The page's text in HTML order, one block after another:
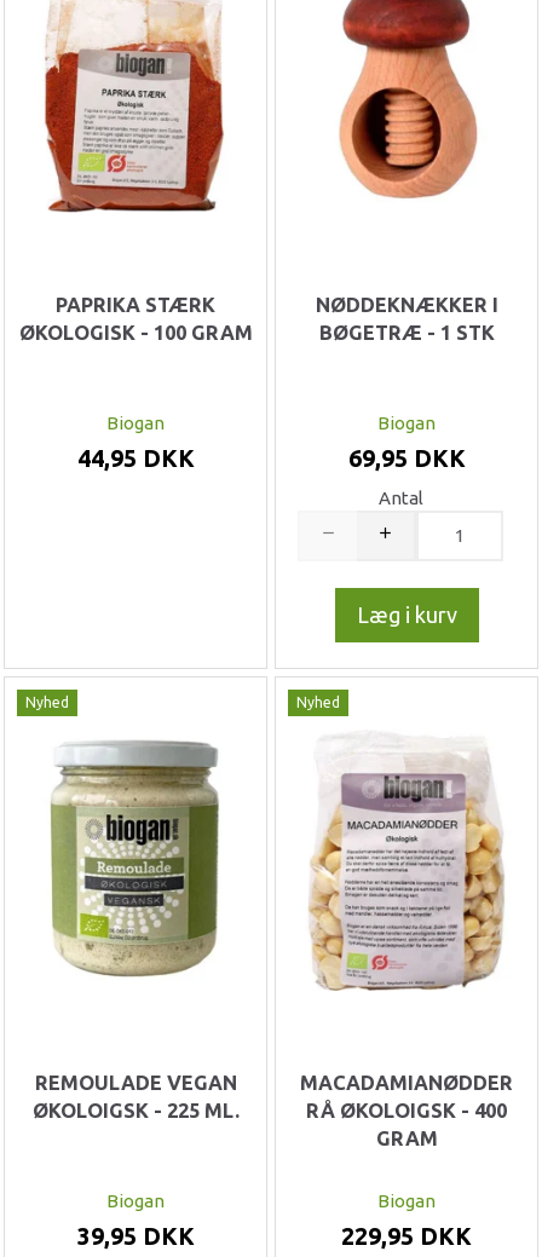
PAPRIKA STÆRK
ØKOLOGISK - 100 GRAM
Biogan
44,95 DKK
NØDDEKNÆKKER I
BØGETRÆ - 1 STK
Biogan
69,95 DKK
Antal
Læg i kurv
Nyhed
REMOULADE VEGAN
ØKOLOIGSK - 225 ML.
Biogan
39,95 DKK
Nyhed
MACADAMIANØDDER
RÅ ØKOLOIGSK - 400
GRAM
Biogan
229,95 DKK